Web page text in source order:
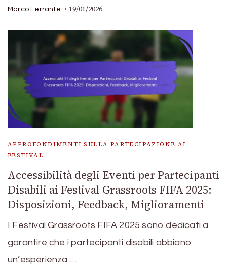
Marco Ferrante 19/01/2026
APPROFONDIMENTI SULLA PARTECIPAZIONE AI
FESTIVAL
Accessibilità degli Eventi per Partecipanti
Disabili ai Festival Grassroots FIFA 2025:
Disposizioni, Feedback, Miglioramenti
I Festival Grassroots FIFA 2025 sono dedicati a
garantire che i partecipanti disabili abbiano
un’esperienza …